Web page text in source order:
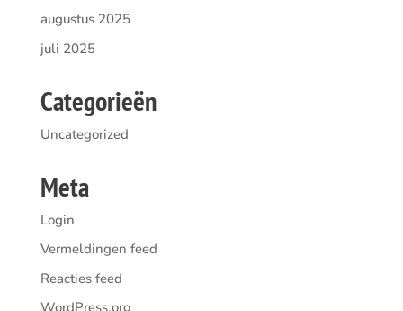
augustus 2025
juli 2025
Categorieën
Uncategorized
Meta
Login
Vermeldingen feed
Reacties feed